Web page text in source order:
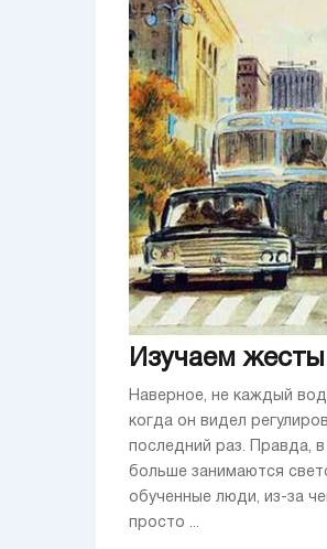
Изучаем
Наверное, не каждый
когда он видел
последний раз. Правда,
больше занимаются
обученные люди, из-за
просто ...